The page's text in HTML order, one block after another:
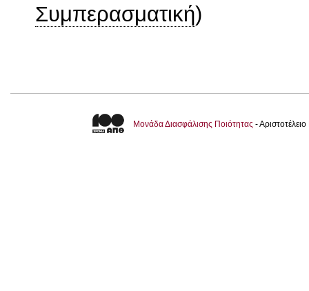
Συμπερασματική)
Μονάδα Διασφάλισης Ποιότητας -